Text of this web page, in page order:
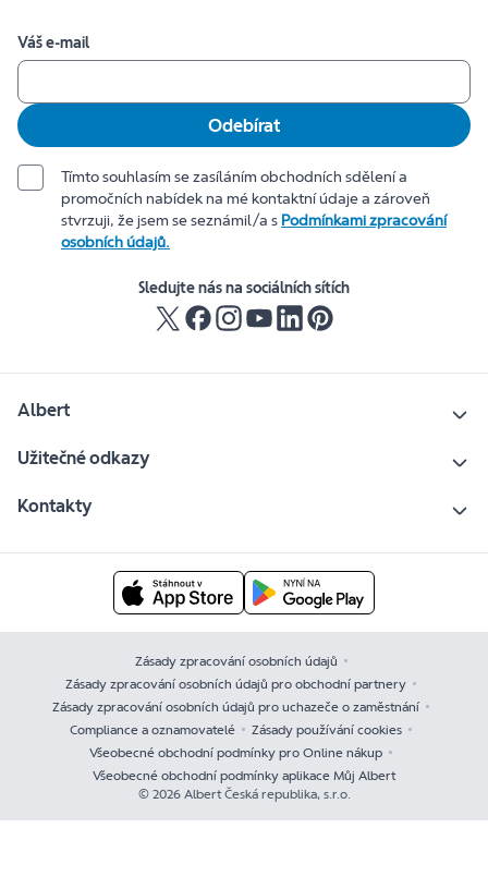
Váš e-mail
Odebírat
Tímto souhlasím se zasíláním obchodních sdělení a
promočních nabídek na mé kontaktní údaje a zároveň
stvrzuji, že jsem se seznámil/a s Podmínkami zpracování
osobních údajů.
Sledujte nás na sociálních sítích
Albert
Užitečné odkazy
Kontakty
Zásady zpracování osobních údajů
Zásady zpracování osobních údajů pro obchodní partnery
Zásady zpracování osobních údajů pro uchazeče o zaměstnání
Compliance a oznamovatelé
Zásady používání cookies
Všeobecné obchodní podmínky pro Online nákup
Všeobecné obchodní podmínky aplikace Můj Albert
© 2026 Albert Česká republika, s.r.o.